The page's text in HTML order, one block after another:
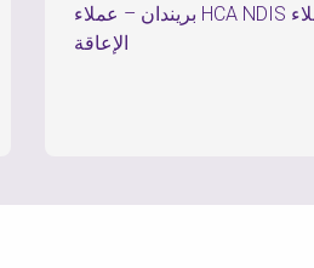
بريندان–